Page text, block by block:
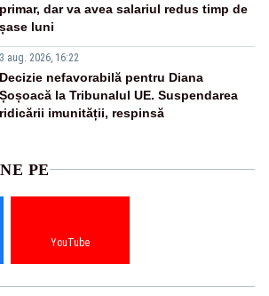
primar, dar va avea salariul redus timp de
șase luni
3 aug. 2026, 16:22
Decizie nefavorabilă pentru Diana
Șoșoacă la Tribunalul UE. Suspendarea
ridicării imunității, respinsă
PE
YouTube